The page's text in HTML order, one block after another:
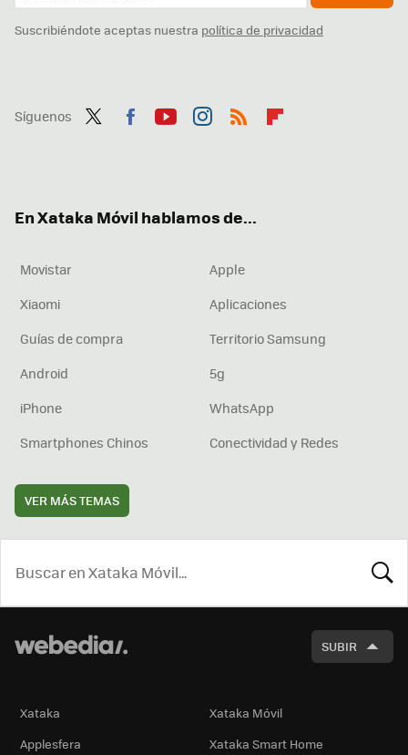
Suscribiéndote aceptas nuestra política de privacidad
Síguenos
En Xataka Móvil hablamos de...
Movistar
Apple
Xiaomi
Aplicaciones
Guías de compra
Territorio Samsung
Android
5g
iPhone
WhatsApp
Smartphones Chinos
Conectividad y Redes
VER MÁS TEMAS
SUBIR
Xataka
Xataka Móvil
Applesfera
Xataka Smart Home